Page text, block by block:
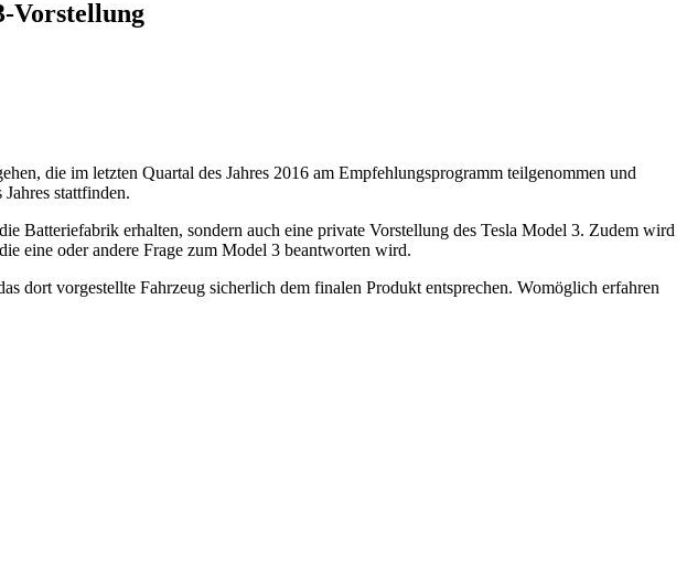
Vorstellung
die im letzten Quartal des Jahres 2016 am Empfehlungsprogramm teilgenommen und
stattfinden.
Batteriefabrik erhalten, sondern auch eine private Vorstellung des Tesla Model 3. Zudem wird
eine oder andere Frage zum Model 3 beantworten wird.
dort vorgestellte Fahrzeug sicherlich dem finalen Produkt entsprechen. Womöglich erfahren